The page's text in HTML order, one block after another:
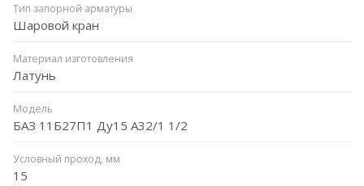
Тип запорной арматуры
Шаровой кран
Материал изготовления
Латунь
Модель
БАЗ 11Б27П1 Ду15 А32/1 1/2
Условный проход, мм
15